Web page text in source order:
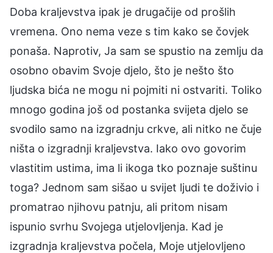
Doba kraljevstva ipak je drugačije od prošlih
vremena. Ono nema veze s tim kako se čovjek
ponaša. Naprotiv, Ja sam se spustio na zemlju da
osobno obavim Svoje djelo, što je nešto što
ljudska bića ne mogu ni pojmiti ni ostvariti. Toliko
mnogo godina još od postanka svijeta djelo se
svodilo samo na izgradnju crkve, ali nitko ne čuje
ništa o izgradnji kraljevstva. Iako ovo govorim
vlastitim ustima, ima li ikoga tko poznaje suštinu
toga? Jednom sam sišao u svijet ljudi te doživio i
promatrao njihovu patnju, ali pritom nisam
ispunio svrhu Svojega utjelovljenja. Kad je
izgradnja kraljevstva počela, Moje utjelovljeno